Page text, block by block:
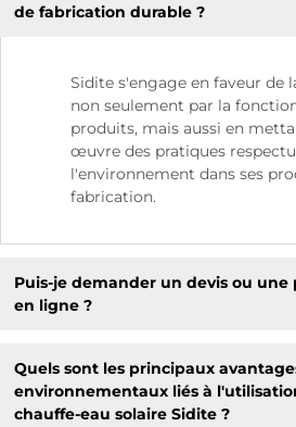
de fabrication durable ?
Sidite s'engage en faveur de
non seulement par la
produits, mais aussi en
œuvre des pratiques
l'environnement dans ses
fabrication.
Puis-je demander un devis ou une
en ligne ?
Quels sont les principaux
environnementaux liés à
chauffe-eau solaire Sidite ?